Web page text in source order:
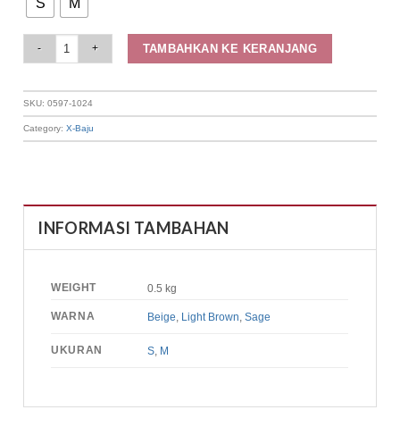
S M
TAMBAHKAN KE KERANJANG
SKU:0597-1024
Category:X-Baju
INFORMASI TAMBAHAN
WEIGHT 0.5 kg
WARNA Beige Light Brown ,Sage
UKURAN S M